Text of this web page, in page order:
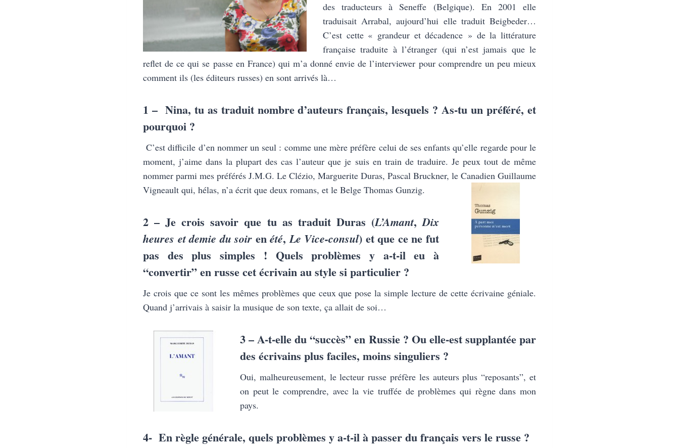
des traducteurs à Seneffe (Belgique). En 2001 elle
traduisait Arrabal, aujourd’hui elle traduit Beigbeder…
C’est cette « grandeur et décadence » de la littérature
française traduite à l’étranger (qui n’est jamais que le
reflet de ce qui se passe en France) qui m’a donné envie de l’interviewer pour comprendre un peu mieux
comment ils (les éditeurs russes) en sont arrivés là…
1 – Nina, tu as traduit nombre d’auteurs français, lesquels ? As-tu un préféré, et
pourquoi ?
C’est difficile d’en nommer un seul : comme une mère préfère celui de ses enfants qu’elle regarde pour le
moment, j’aime dans la plupart des cas l’auteur que je suis en train de traduire. Je peux tout de même
nommer parmi mes préférés J.M.G. Le Clézio, Marguerite Duras, Pascal Bruckner, le Canadien Guillaume
Vigneault qui, hélas, n’a écrit que deux romans, et le Belge Thomas Gunzig.
2 – Je crois savoir que tu as traduit Duras (L’Amant,Dix
heures et demie du soir enété,Le Vice-consul) et que ce ne fut
pas des plus simples ! Quels problèmes y a-t-il eu à
“convertir” en russe cet écrivain au style si particulier ?
Je crois que ce sont les mêmes problèmes que ceux que pose la simple lecture de cette écrivaine géniale.
Quand j’arrivais à saisir la musique de son texte, ça allait de soi…
3 – A-t-elle du “succès” en Russie ? Ou elle-est supplantée par
des écrivains plus faciles, moins singuliers ?
Oui, malheureusement, le lecteur russe préfère les auteurs plus “reposants”, et
on peut le comprendre, avec la vie truffée de problèmes qui règne dans mon
pays.
4- En règle générale, quels problèmes y a-t-il à passer du français vers le russe ?